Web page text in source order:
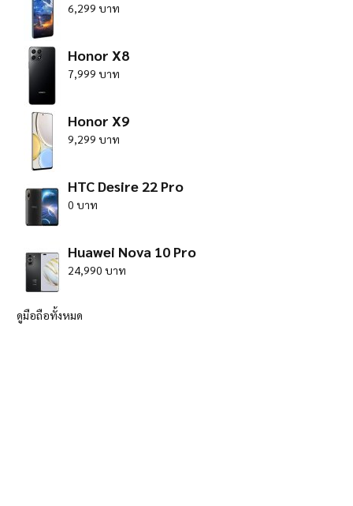
6,299 บาท
Honor X8
7,999 บาท
Honor X9
9,299 บาท
HTC Desire 22 Pro
0 บาท
Huawei Nova 10 Pro
24,990 บาท
ดูมือถือทั้งหมด